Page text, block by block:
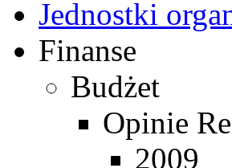
Jednostki
Finanse
Budżet
Opinie
2009